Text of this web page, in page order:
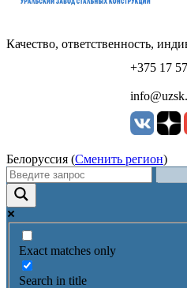
Качество, ответственность,
+375 17
Белоруссия (Сменить регион)
Exact matches only
Search in title